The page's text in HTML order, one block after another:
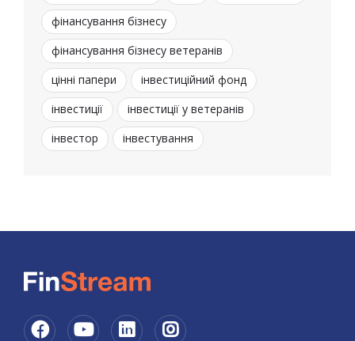
фінансування бізнесу
фінансування бізнесу ветеранів
цінні папери
інвестиційний фонд
інвестиції
інвестиції у ветеранів
інвестор
інвестування